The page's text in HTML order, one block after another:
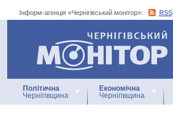
Інформ-агенція «Чернігівський монітор»: RSS
Інформ-агенція
«Чернігівський монітор»
Політична
Чернігівщина
Економічна
Чернігівщина